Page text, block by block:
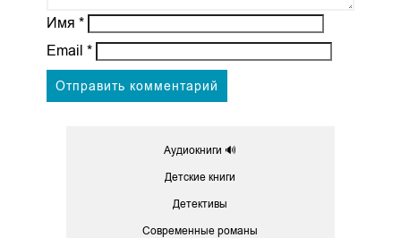
Имя *
Email *
Аудиокниги 🔊
Детские книги
Детективы
Современные романы